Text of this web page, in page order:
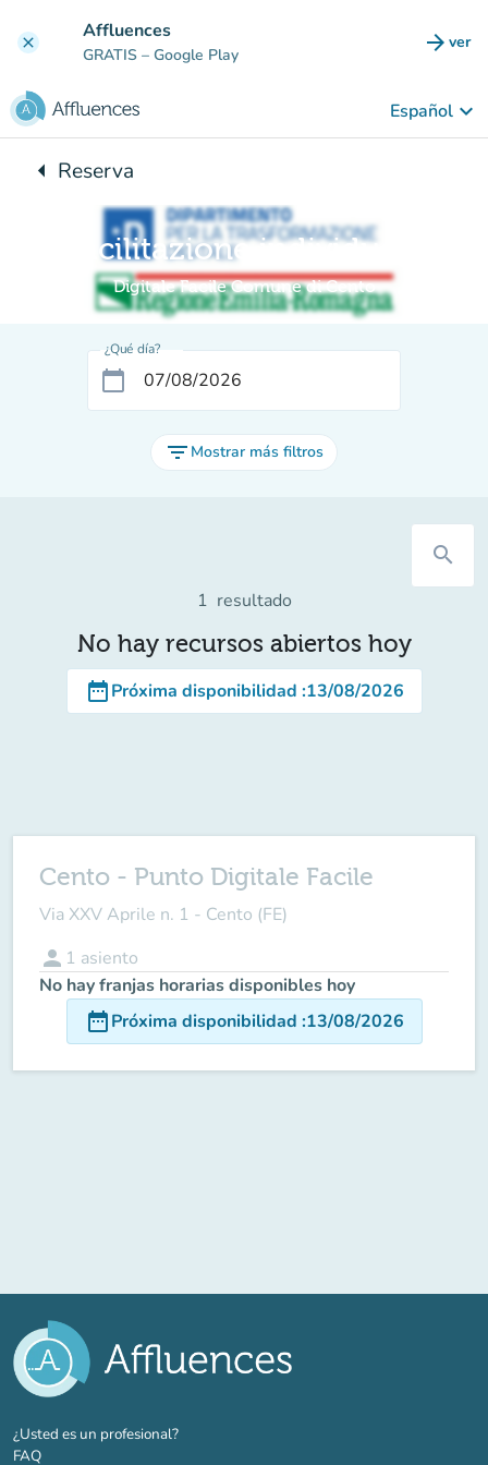
clear Affluences
GRATIS – Google Play arrow_forward ver
Español keyboard_arrow_down
arrow_leftVuelta:
Reserva
Facilitazione individuale
Digitale Facile Comune di Cento
¿Qué día?
calendar_today
filter_list Mostrar más filtros
search
1 resultado
No hay recursos abiertos hoy
date_rangePróxima disponibilidad :13/08/2026
Cento - Punto Digitale Facile
Via XXV Aprile n. 1 - Cento (FE)
person 1 asiento
No hay franjas horarias disponibles hoy
date_rangePróxima disponibilidad :13/08/2026
¿Usted es un profesional?(nueva pestaña)
FAQ